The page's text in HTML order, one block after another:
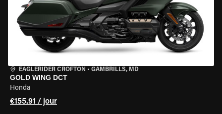
EAGLERIDER CROFTON • GAMBRILLS, MD
GOLD WING DCT
Honda
€155.91 / jour